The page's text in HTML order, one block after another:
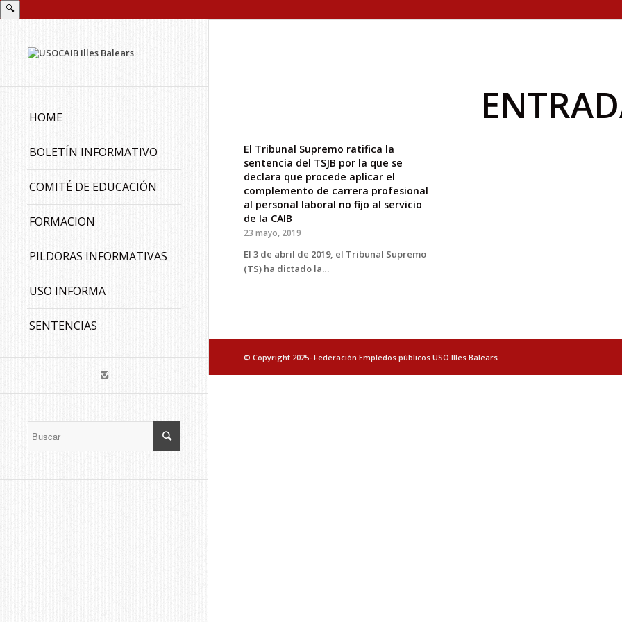
🔍
HOME
BOLETÍN INFORMATIVO
COMITÉ DE EDUCACIÓN
FORMACION
PILDORAS INFORMATIVAS
USO INFORMA
SENTENCIAS
El Tribunal Supremo ratifica la
sentencia del TSJB por la que se
declara que procede aplicar el
complemento de carrera profesional
al personal laboral no fijo al servicio
de la CAIB
23 mayo, 2019
El 3 de abril de 2019, el Tribunal Supremo
(TS) ha dictado la…
© Copyright 2025- Federación Empledos públicos USO Illes Balears